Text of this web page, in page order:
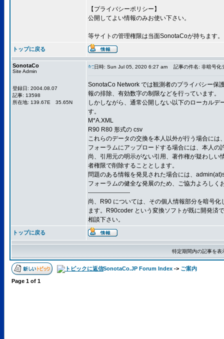
【プライバシーポリシー】
公開してよい情報のみお使い下さい。
等サイトの管理権限は当面SonotaCoが持ちます。
トップに戻る
SonotaCo
Site Admin
登録日: 2004.08.07
記事: 13598
所在地: 139.67E 35.65N
日時: Sun Jul 05, 2020 6:27 am 記事の件名: 非暗号化
SonotaCo Network では観測者のプライバシー保
報の排除、有効数字の制限などを行っています。
しかしながら、通常公開しない以下のローカル
す。
M*A.XML
R90 R80 形式の csv
これらのデータの交換を本人以外が行う場合に
フォーラムにアップロードする場合には、本人
尚、引用元の明示がない引用、著作権が疑わし
者権限で削除することとします。
問題のある情報を発見された場合には、
フォーラムの健全な発展のため、ご協力よろしく
---------------------
尚、R90 については、その個人情報部分を暗号
ます。R90coder という変換ソフトが既に開発済
相談下さい。
トップに戻る
特定期間内の記事を
SonotaCo.JP Forum Index -> ご案内
Page 1 of 1